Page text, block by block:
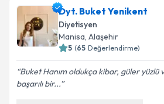
Dyt. Buket Yenikent
Diyetisyen
Manisa, Alaşehir
5 (65 Değerlendirme)
Buket Hanım oldukça kibar, güler yüzlü
başarılı bir...